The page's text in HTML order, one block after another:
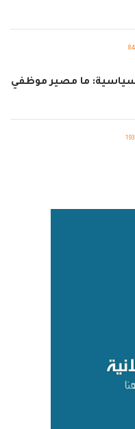
84
ما مصير موظفي
193